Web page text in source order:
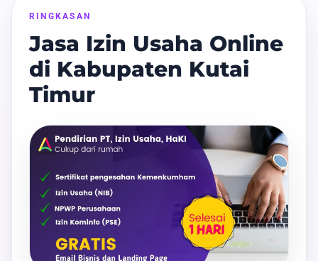
RINGKASAN
Jasa Izin Usaha Online
di Kabupaten Kutai
Timur